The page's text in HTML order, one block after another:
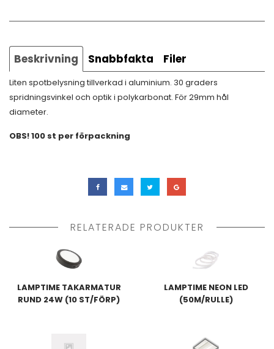
Beskrivning Snabbfakta Filer
Liten spotbelysning tillverkad i aluminium. 30 graders
spridningsvinkel och optik i polykarbonat. För 29mm hål
diameter.
OBS! 100 st per förpackning
RELATERADE PRODUKTER
LAMPTIME TAKARMATUR
RUND 24W (10 ST/FÖRP)
LAMPTIME NEON LED
(50M/RULLE)